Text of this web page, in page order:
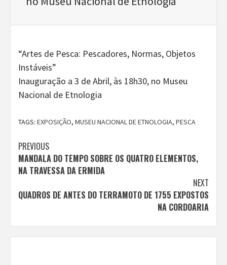
“Artes de Pesca: Pescadores, Normas, Objetos
Instáveis”
Inauguração a 3 de Abril, às 18h30, no Museu
Nacional de Etnologia
TAGS: EXPOSIÇÃO, MUSEU NACIONAL DE ETNOLOGIA, PESCA
Continue
Reading
PREVIOUS
MANDALA DO TEMPO SOBRE OS QUATRO ELEMENTOS,
NA TRAVESSA DA ERMIDA
NEXT
QUADROS DE ANTES DO TERRAMOTO DE 1755 EXPOSTOS
NA CORDOARIA